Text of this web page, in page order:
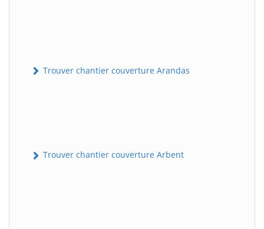
Trouver chantier couverture Arandas
Trouver chantier couverture Arbent